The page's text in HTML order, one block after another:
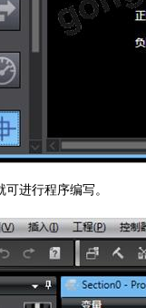
可进行程序编写。